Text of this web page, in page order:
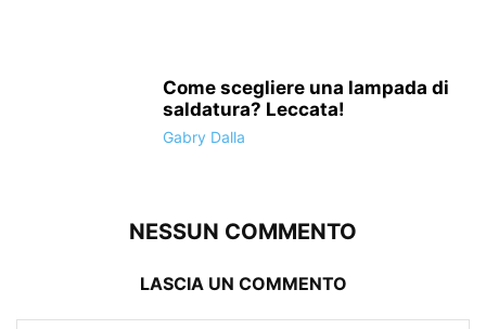
Come scegliere una lampada di
saldatura? Leccata!
Gabry Dalla
NESSUN COMMENTO
LASCIA UN COMMENTO